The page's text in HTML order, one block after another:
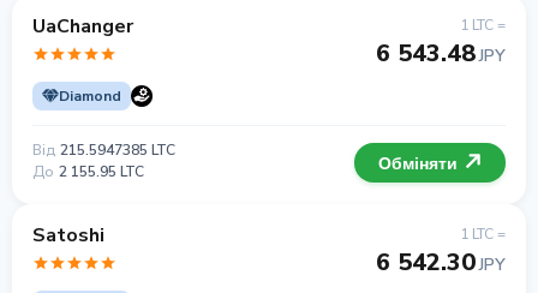
UaChanger
Diamond
1 LTC =
6 543.48JPY
Від 215.5947385 LTC
До 2 155.95 LTC Обміняти
Satoshi 1 LTC =
6 542.30JPY